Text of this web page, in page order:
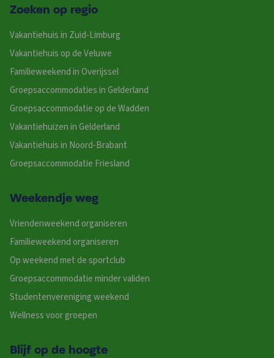
Zoeken op regio
Vakantiehuis in Zuid-Limburg
Vakantiehuis op de Veluwe
Familieweekend in Overijssel
Groepsaccommodaties in Gelderland
Groepsaccommodatie op de Wadden
Vakantiehuizen in Gelderland
Vakantiehuis in Noord-Brabant
Groepsaccommodatie Friesland
Weekendje weg
Vriendenweekend organiseren
Familieweekend organiseren
Op weekend met de sportclub
Groepsaccommodatie minder validen
Studentenvereniging weekend
Wellness voor groepen
Blijf op de hoogte